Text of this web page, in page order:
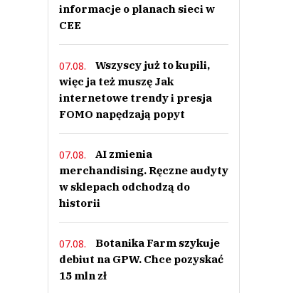
informacje o planach sieci w
CEE
07.08.
Wszyscy już to kupili,
więc ja też muszę Jak
internetowe trendy i presja
FOMO napędzają popyt
07.08.
AI zmienia
merchandising. Ręczne audyty
w sklepach odchodzą do
historii
07.08.
Botanika Farm szykuje
debiut na GPW. Chce pozyskać
15 mln zł